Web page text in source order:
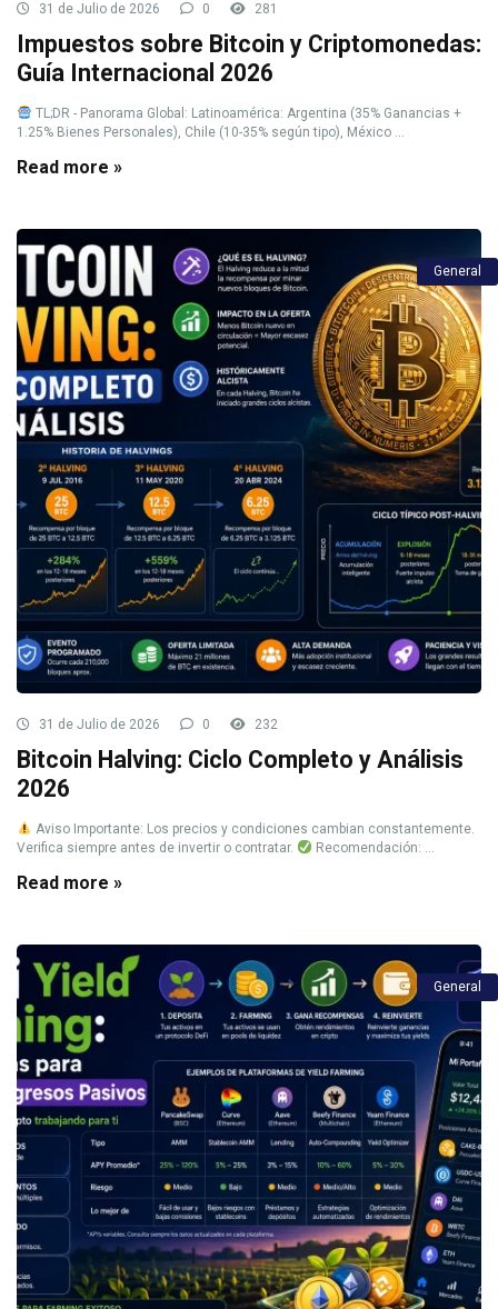
31 de Julio de 2026 0 281
Impuestos sobre Bitcoin y Criptomonedas:
Guía Internacional 2026
TL;DR - Panorama Global: Latinoamérica: Argentina (35% Ganancias +
1.25% Bienes Personales), Chile (10-35% según tipo), México ...
Read more »
General
31 de Julio de 2026 0 232
Bitcoin Halving: Ciclo Completo y Análisis
2026
Aviso Importante: Los precios y condiciones cambian constantemente.
Verifica siempre antes de invertir o contratar.
Recomendación: ...
Read more »
General